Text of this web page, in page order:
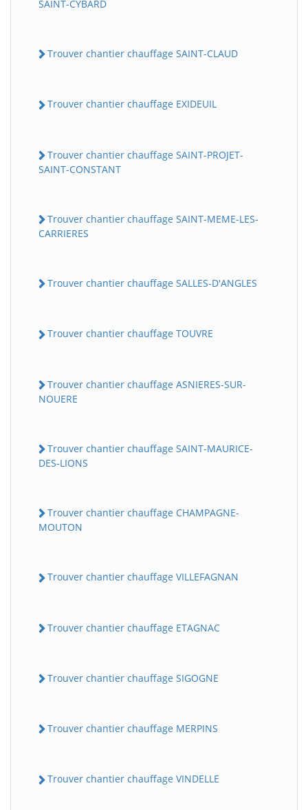
SAINT-CYBARD
Trouver chantier chauffage SAINT-CLAUD
Trouver chantier chauffage EXIDEUIL
Trouver chantier chauffage SAINT-PROJET-
SAINT-CONSTANT
Trouver chantier chauffage SAINT-MEME-LES-
CARRIERES
Trouver chantier chauffage SALLES-D'ANGLES
Trouver chantier chauffage TOUVRE
Trouver chantier chauffage ASNIERES-SUR-
NOUERE
Trouver chantier chauffage SAINT-MAURICE-
DES-LIONS
Trouver chantier chauffage CHAMPAGNE-
MOUTON
Trouver chantier chauffage VILLEFAGNAN
Trouver chantier chauffage ETAGNAC
Trouver chantier chauffage SIGOGNE
Trouver chantier chauffage MERPINS
Trouver chantier chauffage VINDELLE